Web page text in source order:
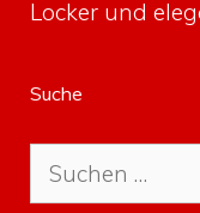
Locker und
Suche
Suche
nach: